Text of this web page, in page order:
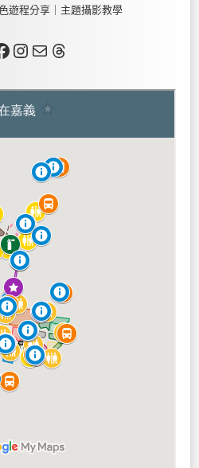
遊程分享｜主題攝影教學
InstagramMail Threads